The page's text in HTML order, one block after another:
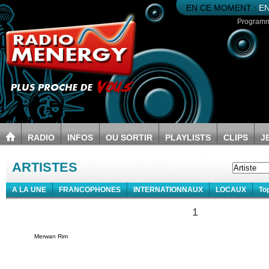
EN CE MOMENT :
RADIO INFOS OU SORTIR PLAYLISTS CLIPS
ARTISTES
A LA UNE FRANCOPHONES INTERNATIONNAUX LOCAUX
1
Merwan Rim